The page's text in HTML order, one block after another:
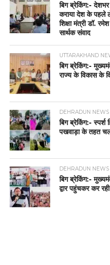
बिग ब्रेकिंग:-
कराया देश के पहले
शिक्षा मंत्री डॉ.
सार्थक संवाद
UTTARAKHAND
बिग ब्रेकिंग:-
राज्य के विकास के
DEHRADUN NEWS
बिग ब्रेकिंग:- स्पर्श
पखवाड़ा के तहत
DEHRADUN NEWS
बिग ब्रेकिंग:-
द्वार पहुंचकर कर